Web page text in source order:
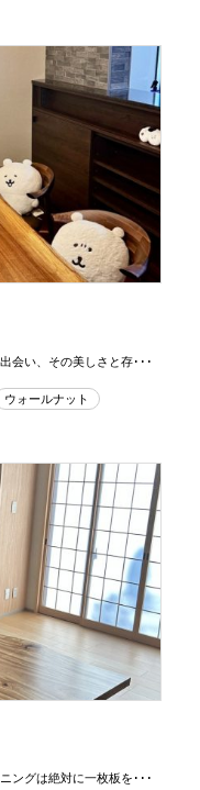
会い、その美しさと存･･･
ウォールナット
ングは絶対に一枚板を･･･